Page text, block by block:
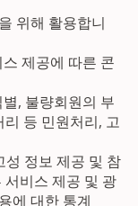
위해 활용합니
제공에 따른 콘
, 불량회원의 부
등 민원처리, 고
성 정보 제공 및 참
비스 제공 및 광
에 대한 통계